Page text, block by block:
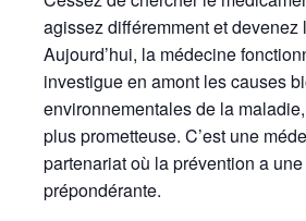
agissez différemment et devenez
Aujourd’hui, la médecine
investigue en amont les causes
environnementales de la
plus prometteuse. C’est une
partenariat où la prévention a
prépondérante.